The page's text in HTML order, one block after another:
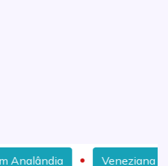
Veneziana Blackout com Melhor